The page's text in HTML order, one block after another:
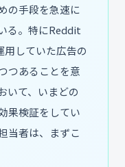
の手段を急速に
る。特にReddit
していた広告の
つあることを意
いて、いまどの
果検証をしてい
当者は、まずこ